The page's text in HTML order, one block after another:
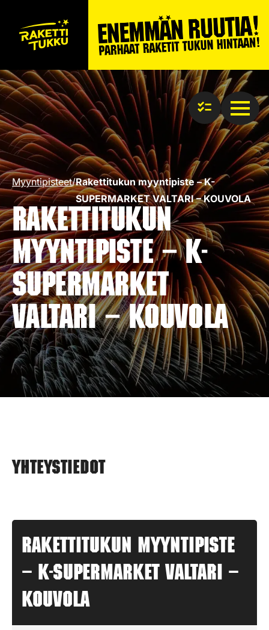
Myyntipisteet/Rakettitukun myyntipiste – K-
SUPERMARKET VALTARI – KOUVOLA
Rakettitukun
myyntipiste – K-
SUPERMARKET
VALTARI – KOUVOLA
Yhteystiedot
Rakettitukun myyntipiste
– K-SUPERMARKET VALTARI –
KOUVOLA